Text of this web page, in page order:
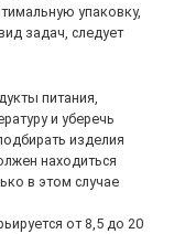
упаковку,
задач, следует
питания,
и уберечь
изделия
находиться
в этом случае
от 8,5 до 20